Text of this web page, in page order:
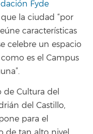
Fyde
la ciudad “por
características
celebre un espacio
es el Campus
Cultura del
del Castillo,
para el